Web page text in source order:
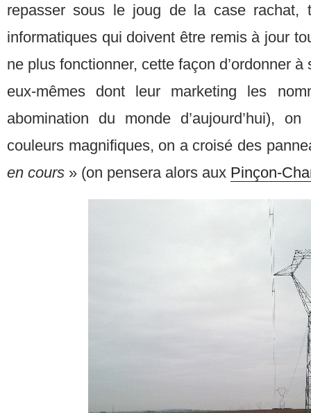
repasser sous le joug de la case rachat,
informatiques qui doivent être remis à jour
ne plus fonctionner, cette façon d’ordonner
eux-mêmes dont leur marketing les
abomination du monde d’aujourd’hui),
couleurs magnifiques, on a croisé des
en cours » (on pensera alors aux Pinçon-